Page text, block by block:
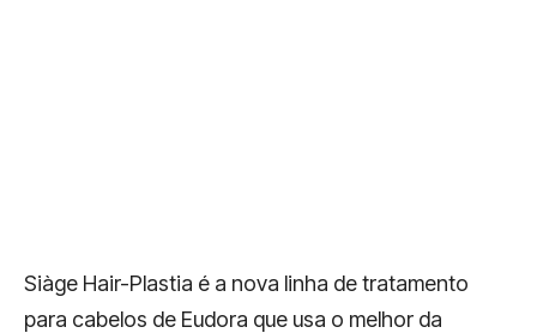
Siàge Hair-Plastia é a nova linha de tratamento
para cabelos de Eudora que usa o melhor da